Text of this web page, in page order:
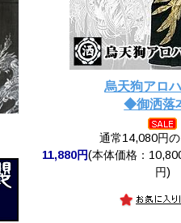
烏天狗アロ
◆御洒落
通常14,080円
11,880円(本体価格：
円)